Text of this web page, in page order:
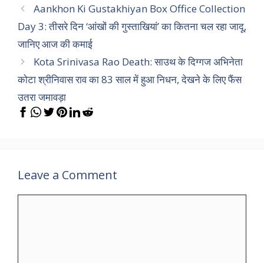
Aankhon Ki Gustakhiyan Box Office Collection
Day 3: तीसरे दिन ‘आंखों की गुस्ताखियां’ का कितना चल रहा जादू,
जानिए आज की कमाई
Kota Srinivasa Rao Death: साउथ के दिग्गज अभिनेता
कोटा श्रीनिवास राव का 83 साल में हुआ निधन, देखने के लिए फैंस
उतरा जमावड़ा
Leave a Comment